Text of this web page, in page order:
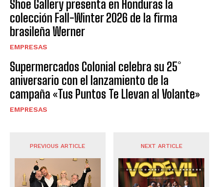
Shoe Gallery presenta en Honduras la
colección Fall-Winter 2026 de la firma
brasileña Werner
EMPRESAS
Supermercados Colonial celebra su 25°
aniversario con el lanzamiento de la
campaña «Tus Puntos Te Llevan al Volante»
EMPRESAS
PREVIOUS ARTICLE NEXT ARTICLE